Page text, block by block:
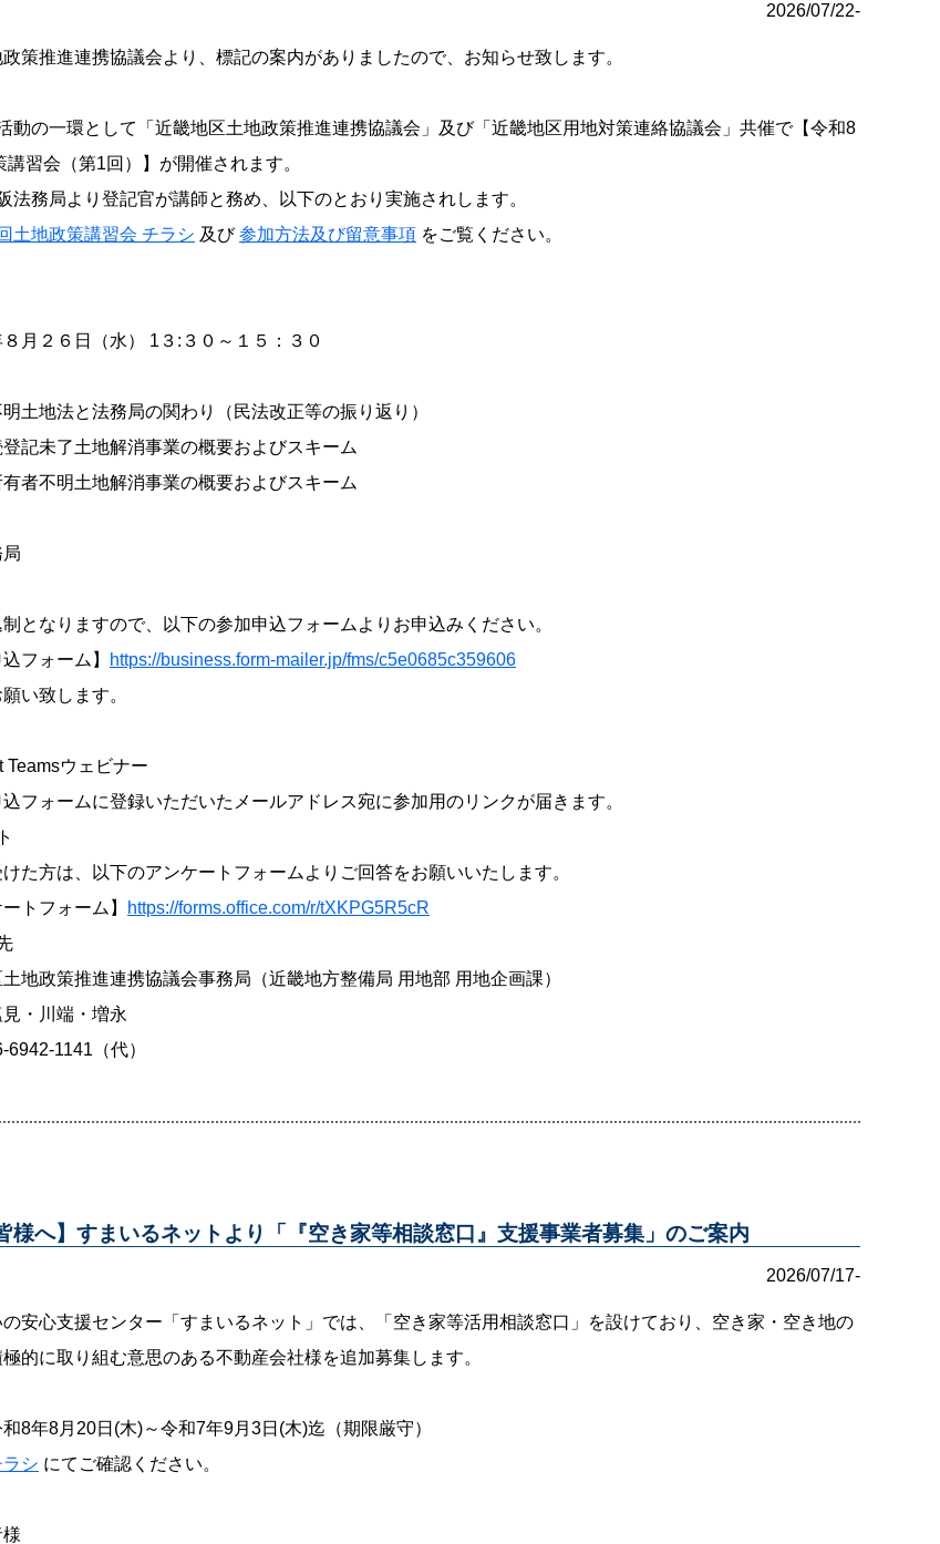
2026/07/22-
策推進連携協議会より、標記の案内がありましたので、お知らせ致します。
動の一環として「近畿地区土地政策推進連携協議会」及び「近畿地区用地対策連絡協議会」共催で【令和8
講習会（第1回）】が開催されます。
法務局より登記官が講師と務め、以下のとおり実施されします。
土地政策講習会 チラシ 及び参加方法及び留意事項 をご覧ください。
２６日（水） 1３:３０～１５：３０
土地法と法務局の関わり（民法改正等の振り返り）
記未了土地解消事業の概要およびスキーム
者不明土地解消事業の概要およびスキーム
なりますので、以下の参加申込フォームよりお申込みください。
ォーム】
https://business.form-mailer.jp/fms/c5e0685c359606
い致します。
ウェビナー
ォームに登録いただいたメールアドレス宛に参加用のリンクが届きます。
方は、以下のアンケートフォームよりご回答をお願いいたします。
フォーム】
https://forms.office.com/r/tXKPG5R5cR
政策推進連携協議会事務局（近畿地方整備局 用地部 用地企画課）
・川端・増永
1141（代）
様へ】すまいるネットより「『空き家等相談窓口』支援事業者募集」のご案内
2026/07/17-
安心支援センター「すまいるネット」では、「空き家等活用相談窓口」を設けており、空き家・空き地の
的に取り組む意思のある不動産会社様を追加募集します。
8年8月20日(木)～令和7年9月3日(木)迄（期限厳守）
シ にてご確認ください。